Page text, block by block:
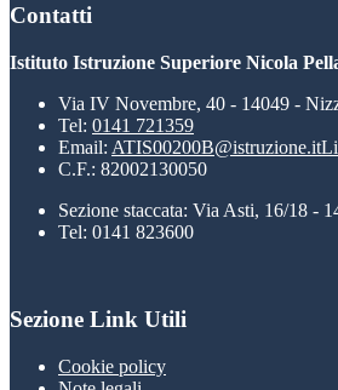
Contatti
Istituto Istruzione Superiore Nicola
Via IV Novembre, 40 - 14049 -
Tel: 0141 721359
Email: ATIS00200B@istruzione.it
C.F.: 82002130050
Sezione staccata: Via Asti, 16/18 -
Tel: 0141 823600
Sezione Link Utili
Cookie policy